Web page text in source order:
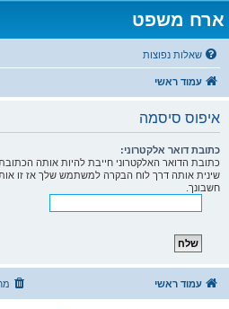
ארח משפט
שאלות נפוצות
עמוד ראשי
איפוס סיסמה
כתובת דואר אלקטרוני:
כתובת הדואר האלקטרוני חייבת להיות אותה
שינית אותה דרך לוח הבקרה למשתמש שלך אז זו
חשבונך.
עמוד ראשי